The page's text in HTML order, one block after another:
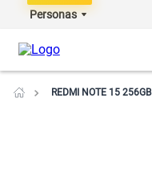
Personas
REDMI NOTE 15